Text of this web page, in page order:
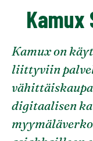
Kamux
Kamux on
liittyviin
digitaalisen